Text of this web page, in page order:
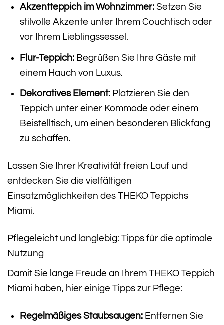
Akzentteppich im Wohnzimmer:Setzen Sie
stilvolle Akzente unter Ihrem Couchtisch oder
vor Ihrem Lieblingssessel.
Flur-Teppich:Begrüßen Sie Ihre Gäste mit
einem Hauch von Luxus.
Dekoratives Element:Platzieren Sie den
Teppich unter einer Kommode oder einem
Beistelltisch, um einen besonderen Blickfang
zu schaffen.
Lassen Sie Ihrer Kreativität freien Lauf und
entdecken Sie die vielfältigen
Einsatzmöglichkeiten des THEKO Teppichs
Miami.
Pflegeleicht und langlebig: Tipps für die optimale
Nutzung
Damit Sie lange Freude an Ihrem THEKO Teppich
Miami haben, hier einige Tipps zur Pflege:
Regelmäßiges Staubsaugen:Entfernen Sie